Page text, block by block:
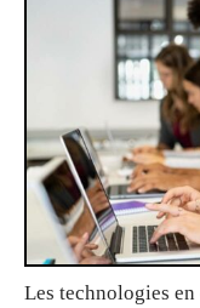
Les technologies